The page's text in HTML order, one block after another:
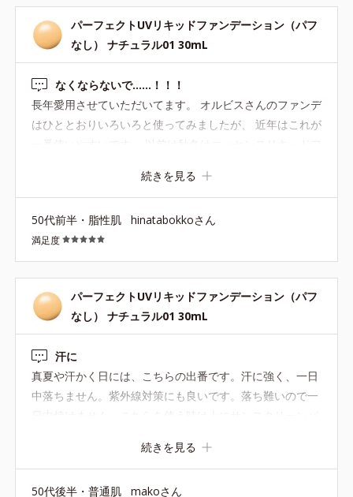
パーフェクトUVリキッドファンデーション（パフ
なし） ナチュラル01 30mL
なくならないで……！！！
長年愛用させていただいてます。 オルビスさんのファンデ
はひととおりいろいろと使ってみましたが、 近年はこれが
一番使いやすいです。 以前は秋冬はエッセンスリキッドフ
レです。 カバー力はそこまでではないですが、そばかすな
い！！ オルビスさん、商品改良積極的でいいと思うのです
が、 過去に気に入って使っていた商品、いくつかあったの
ですが、 リニューアルすると なぜか使いにくくなるとい
う（苦笑） （オレンジ色のコンシーラ、めっちゃよかった
のに変わっちゃったし。 エッセンスリキッドファンデも、
違うやつになっちゃったし） これなくなると困るので、な
続きを見る
50代前半・脂性肌 hinatabokkoさん
満足度
パーフェクトUVリキッドファンデーション（パフ
なし） ナチュラル01 30mL
汗に
真夏や汗かく日には、こちらの出番です。汗に強く、一日
中落ちません。紫外線対策にも良いです。落ち難いので一
日中焼けません。こちらを使う時は上にサンスクリーンパ
ルが無くなったので、こちらもリニューアルか無くなるの
続きを見る
50代後半・普通肌 makoさん